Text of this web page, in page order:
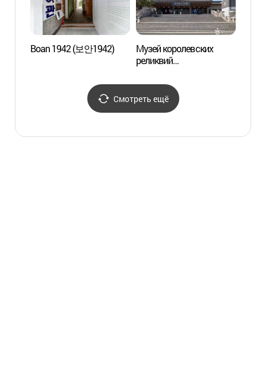
Boan 1942 (보안1942)
Музей королевских
реликвий
Смотреть ещё